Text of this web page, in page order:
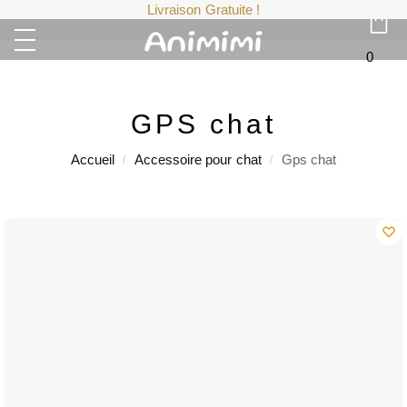
Livraison Gratuite !
0
GPS chat
Accueil / Accessoire pour chat / Gps chat